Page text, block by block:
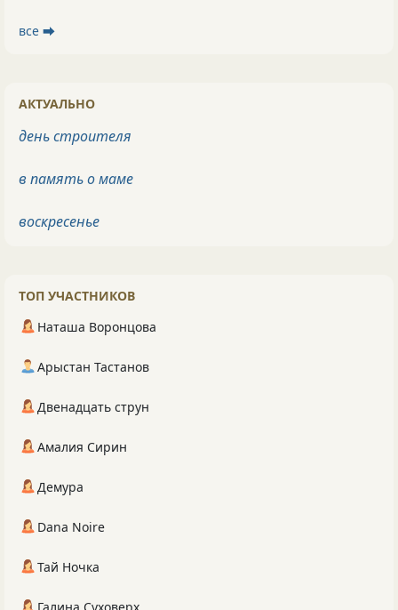
все ⮕
АКТУАЛЬНО
день строителя
в память о маме
воскресенье
ТОП УЧАСТНИКОВ
Наташа Воронцова
Арыстан Тастанов
Двенадцать струн
Амалия Сирин
Демура
Dana Noire
Тай Ночка